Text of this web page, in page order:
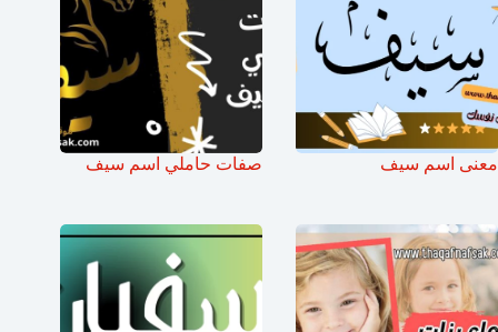
معنى اسم سيف صفات حاملي اسم سيف